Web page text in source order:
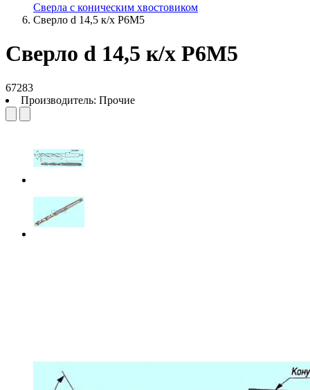
Сверла с коническим хвостовиком
Сверло d 14,5 к/х Р6М5
Сверло d 14,5 к/х Р6М5
67283
Производитель: Прочие